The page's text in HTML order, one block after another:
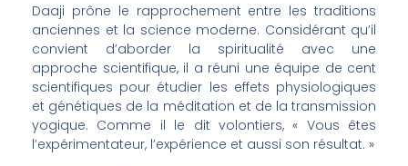
Daaji prône le rapprochement entre les traditions
anciennes et la science moderne. Considérant qu’il
convient d’aborder la spiritualité avec une
approche scientifique, il a réuni une équipe de cent
scientifiques pour étudier les effets physiologiques
et génétiques de la méditation et de la transmission
yogique. Comme il le dit volontiers, « Vous êtes
l’expérimentateur, l’expérience et aussi son résultat. »